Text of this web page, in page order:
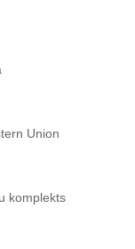
Union
komplekts